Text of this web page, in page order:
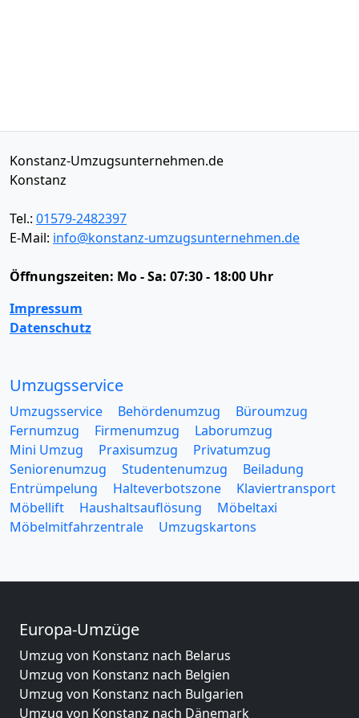
Konstanz-Umzugsunternehmen.de
Konstanz
Tel.: 01579-2482397
E-Mail: info@konstanz-umzugsunternehmen.de
Öffnungszeiten: Mo - Sa: 07:30 - 18:00 Uhr
Impressum
Datenschutz
Umzugsservice
Umzugsservice Behördenumzug
Büroumzug
Fernumzug
Firmenumzug
Laborumzug
Mini Umzug
Praxisumzug
Privatumzug
Seniorenumzug
Studentenumzug
Beiladung
Entrümpelung
Halteverbotszone
Klaviertransport
Möbellift
Haushaltsauflösung
Möbeltaxi
Möbelmitfahrzentrale
Umzugskartons
Europa-Umzüge
Umzug von Konstanz nach Belarus
Umzug von Konstanz nach Belgien
Umzug von Konstanz nach Bulgarien
Umzug von Konstanz nach Dänemark